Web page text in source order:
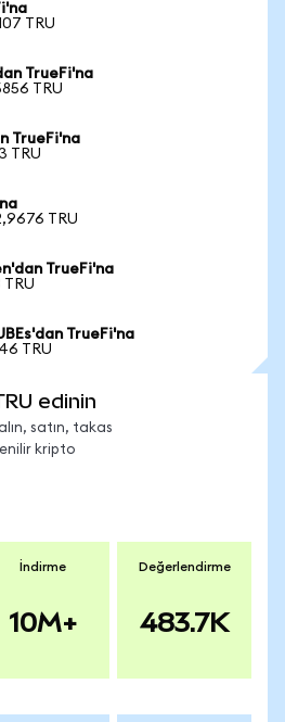
TRU
TrueFi'na
TRU
TrueFi'na
TRU
TRU
TrueFi'na
TRU
TrueFi'na
TRU
edinin
satın, takas
kripto
İndirme
10M+
Değerlendirme
483.7K